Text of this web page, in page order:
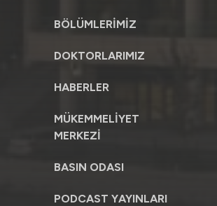
BÖLÜMLERİMİZ
DOKTORLARIMIZ
HABERLER
MÜKEMMELİYET
MERKEZİ
BASIN ODASI
PODCAST YAYINLARI